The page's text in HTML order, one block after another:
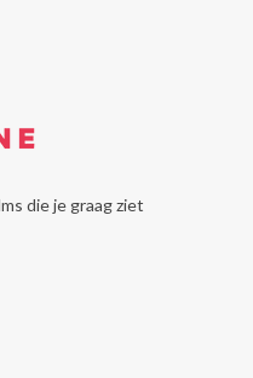
die je graag ziet